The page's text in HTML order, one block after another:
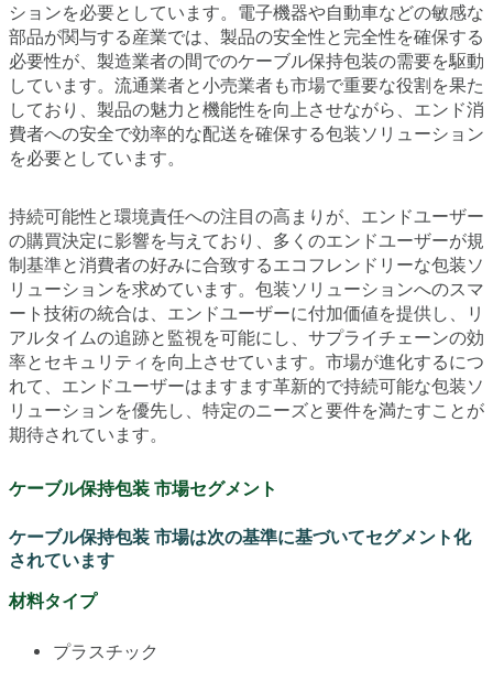
ションを必要としています。電子機器や自動車などの敏感な
部品が関与する産業では、製品の安全性と完全性を確保する
必要性が、製造業者の間でのケーブル保持包装の需要を駆動
しています。流通業者と小売業者も市場で重要な役割を果た
しており、製品の魅力と機能性を向上させながら、エンド消
費者への安全で効率的な配送を確保する包装ソリューション
を必要としています。
持続可能性と環境責任への注目の高まりが、エンドユーザー
の購買決定に影響を与えており、多くのエンドユーザーが規
制基準と消費者の好みに合致するエコフレンドリーな包装ソ
リューションを求めています。包装ソリューションへのスマ
ート技術の統合は、エンドユーザーに付加価値を提供し、リ
アルタイムの追跡と監視を可能にし、サプライチェーンの効
率とセキュリティを向上させています。市場が進化するにつ
れて、エンドユーザーはますます革新的で持続可能な包装ソ
リューションを優先し、特定のニーズと要件を満たすことが
期待されています。
ケーブル保持包装 市場セグメント
ケーブル保持包装 市場は次の基準に基づいてセグメント化
されています
材料タイプ
プラスチック